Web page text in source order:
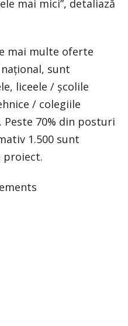
mai mici”, detaliază
mai multe oferte
sunt
liceele / școlile
/ colegiile
70% din posturi
1.500 sunt
proiect.